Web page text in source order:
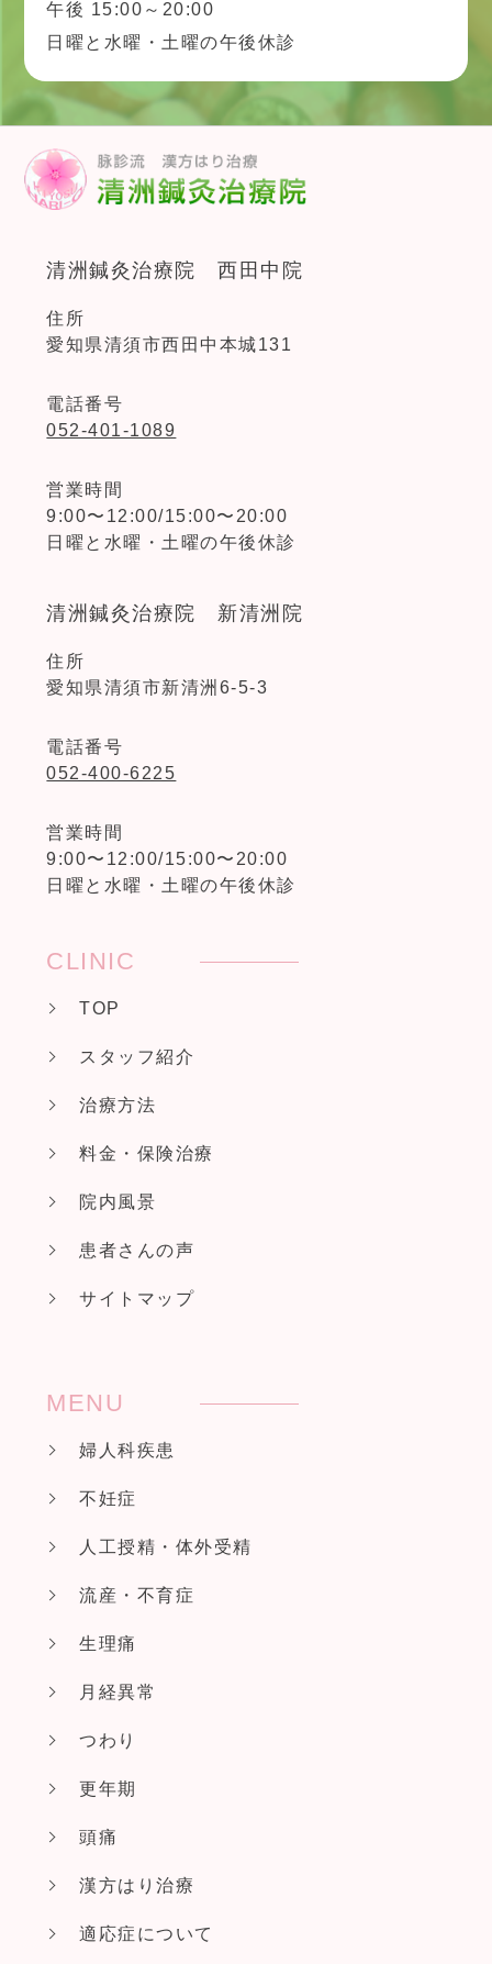
午後 15:00～20:00
日曜と水曜・土曜の午後休診
清洲鍼灸治療院 西田中院
住所
愛知県清須市西田中本城131
電話番号
052-401-1089
営業時間
9:00〜12:00/15:00〜20:00
日曜と水曜・土曜の午後休診
清洲鍼灸治療院 新清洲院
住所
愛知県清須市新清洲6-5-3
電話番号
052-400-6225
営業時間
9:00〜12:00/15:00〜20:00
日曜と水曜・土曜の午後休診
CLINIC
TOP
スタッフ紹介
治療方法
料金・保険治療
院内風景
患者さんの声
サイトマップ
MENU
婦人科疾患
不妊症
人工授精・体外受精
流産・不育症
生理痛
月経異常
つわり
更年期
頭痛
漢方はり治療
適応症について